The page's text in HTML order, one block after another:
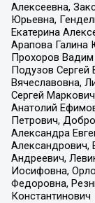
Алексеевна,
Юрьевна,
Екатерина
Арапова Галина
Прохоров
Подузов Сергей
Вячеславовна,
Сергей
Анатолий
Петрович,
Александра
Александрович,
Андреевич,
Иосифовна,
Федоровна,
Константинович